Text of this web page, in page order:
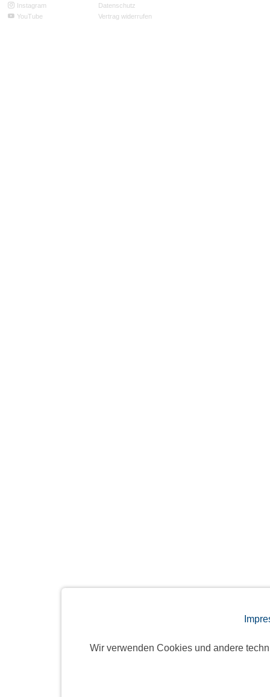
Wir verwenden Cookies und andere
Instagram
YouTube
Datenschutz
Vertrag widerrufen